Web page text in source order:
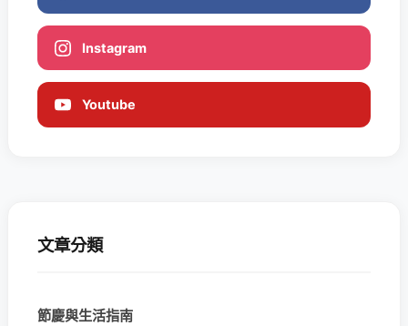
Instagram
Youtube
文章分類
節慶與生活指南